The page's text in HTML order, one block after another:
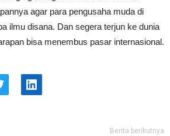
agar para pengusaha muda di
ilmu disana. Dan segera terjun ke dunia
bisa menembus pasar internasional.
LinkedIn
Berita berikutnya